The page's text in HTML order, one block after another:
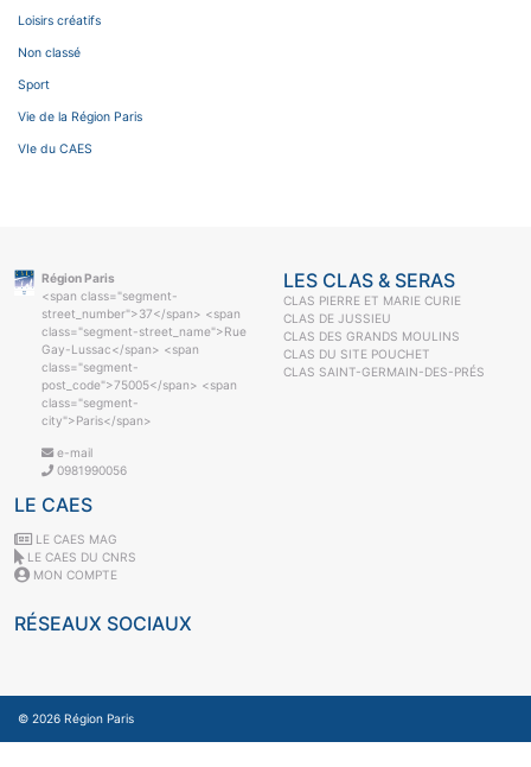
Loisirs créatifs
Non classé
Sport
Vie de la Région Paris
VIe du CAES
Région Paris
<span class="segment-
street_number">37</span> <span
class="segment-street_name">Rue
Gay-Lussac</span> <span
class="segment-
post_code">75005</span> <span
class="segment-
city">Paris</span>
e-mail
0981990056
LES CLAS & SERAS
CLAS PIERRE ET MARIE CURIE
CLAS DE JUSSIEU
CLAS DES GRANDS MOULINS
CLAS DU SITE POUCHET
CLAS SAINT-GERMAIN-DES-PRÉS
LE CAES
LE CAES MAG
LE CAES DU CNRS
MON COMPTE
RÉSEAUX SOCIAUX
© 2026 Région Paris